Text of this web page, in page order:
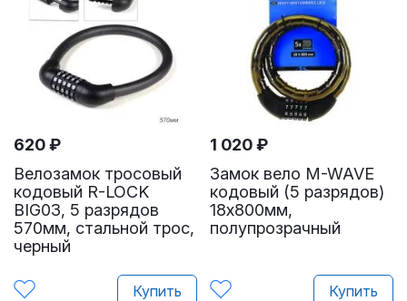
Велозамок тросовый
кодовый R-LOCK
BIG03, 5 разрядов
570мм, стальной трос,
черный
620₽
Купить
Замок вело M-WAVE
кодовый (5 разрядов)
18х800мм,
полупрозрачный
1 020₽
Купить